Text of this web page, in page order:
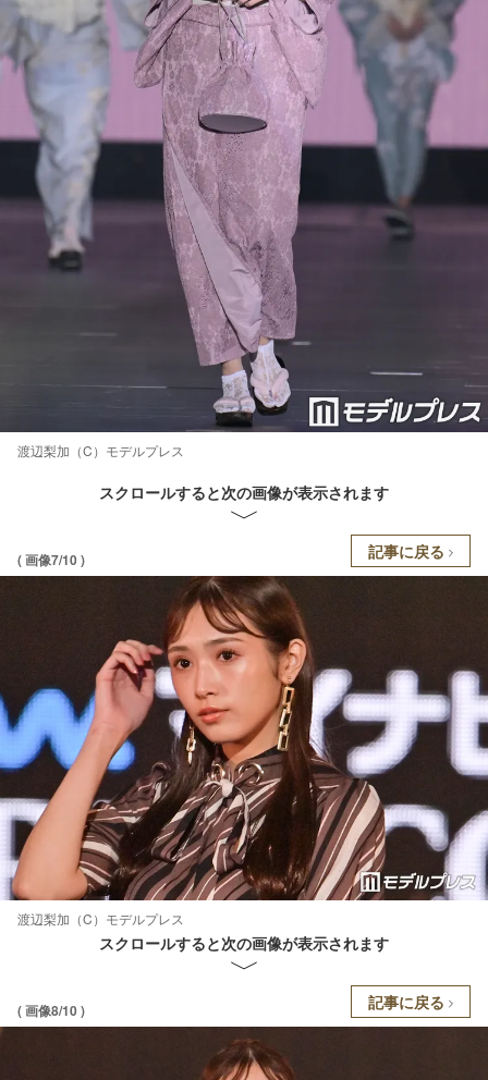
渡辺梨加（C）モデルプレス
スクロールすると次の画像が表示されます
( 画像7/10 ) 記事に戻る
渡辺梨加（C）モデルプレス
スクロールすると次の画像が表示されます
( 画像8/10 ) 記事に戻る